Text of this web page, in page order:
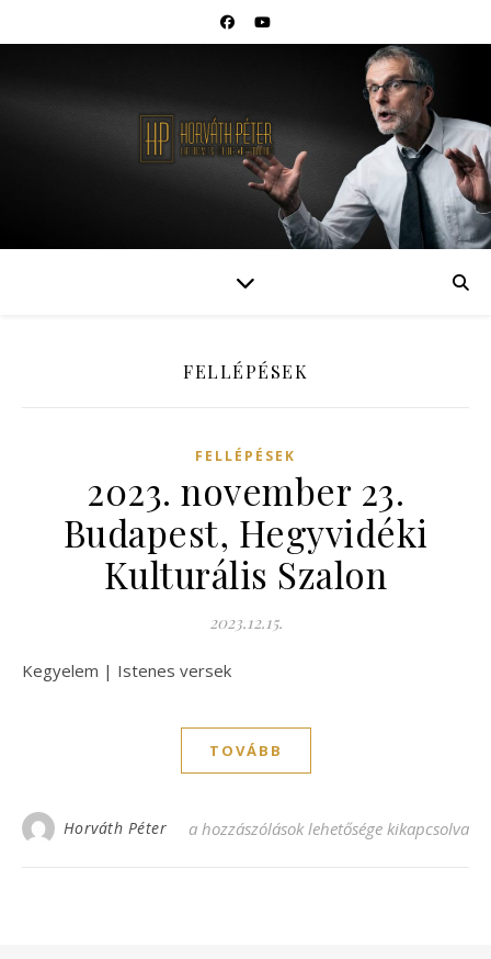
FELLÉPÉSEK
FELLÉPÉSEK
2023. november 23.
Budapest, Hegyvidéki
Kulturális Szalon
2023.12.15.
Kegyelem | Istenes versek
TOVÁBB
Horváth Péter 2023. november 23. Budapest,
a hozzászólások lehetősége kikapcsolva